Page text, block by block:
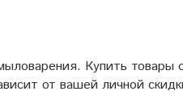
Купить
от вашей личной